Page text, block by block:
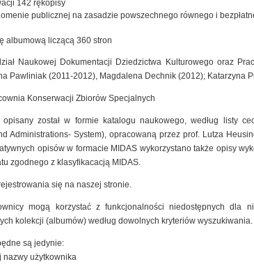
142 rękopisy
publicznej na zasadzie powszechnego równego i
albumową liczącą 360 stron
Naukowej Dokumentacji Dziedzictwa Kulturowego oraz
Pawliniak (2011-2012), Magdalena Dechnik (2012); Katarzyna
Konserwacji Zbiorów Specjalnych
został w formie katalogu naukowego, według listy
Administrations- System), opracowaną przez prof. Lutza
opisów w formacie MIDAS wykorzystano także opisy
zgodnego z klasyfikacacją MIDAS.
się na naszej stronie.
mogą korzystać z funkcjonalności niedostępnych dla
kolekcji (albumów) według dowolnych kryteriów wyszukiwania.
są jedynie:
użytkownika